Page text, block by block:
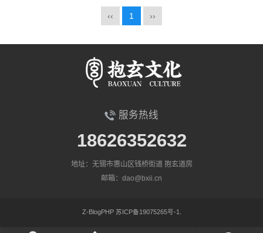
‹‹ 1 ››
服务热线
18626352632
地址：无锡市惠山区钱桥街道 抱玄道房
邮箱：dao@bxii.cn
Z-BlogPHP 苏ICP备19075265号-1.